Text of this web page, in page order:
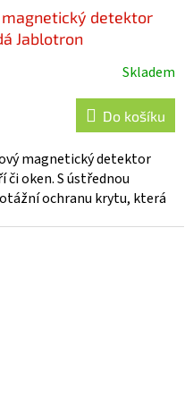
magnetický detektor
Jablotron
Skladem
Do košíku
magnetický detektor
oken. S ústřednou
ochranu krytu, která